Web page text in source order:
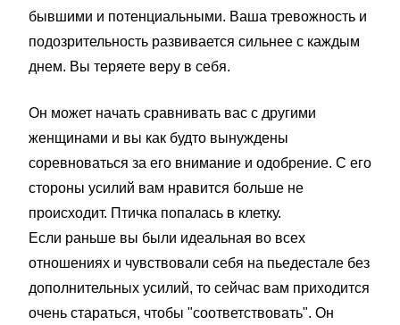
бывшими и потенциальными. Ваша тревожность и
подозрительность развивается сильнее с каждым
днем. Вы теряете веру в себя.
Он может начать сравнивать вас с другими
женщинами и вы как будто вынуждены
соревноваться за его внимание и одобрение. С его
стороны усилий вам нравится больше не
происходит. Птичка попалась в клетку.
Если раньше вы были идеальная во всех
отношениях и чувствовали себя на пьедестале без
дополнительных усилий, то сейчас вам приходится
очень стараться, чтобы "соответствовать". Он